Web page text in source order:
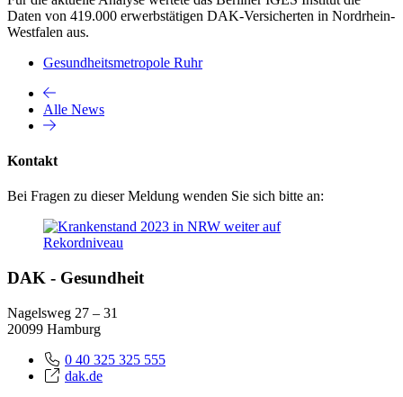
Daten von 419.000 erwerbstätigen DAK-Versicherten in Nordrhein-
Westfalen aus.
Gesundheitsmetropole Ruhr
Alle News
Kontakt
Bei Fragen zu dieser Meldung wenden Sie sich bitte an:
DAK - Gesundheit
Nagelsweg 27 – 31
20099 Hamburg
0 40 325 325 555
dak.de